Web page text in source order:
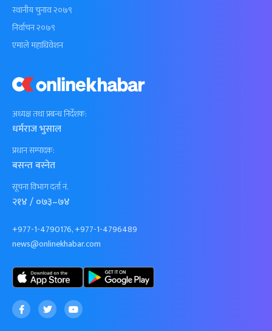
अध्यक्ष तथा प्रबन्ध निर्देशक:
धर्मराज भुसाल
प्रधान सम्पादक:
बसन्त बस्नेत
सूचना विभाग दर्ता नं.
२१४ / ०७३–७४
+977-1-4790176, +977-1-4796489
news@onlinekhabar.com
स्थानीय चुनाव २०७९
निर्वाचन २०७९
एमाले महाधिवेशन